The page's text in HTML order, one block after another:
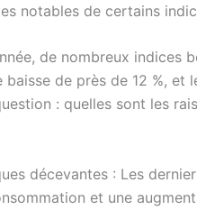
notables de certains
de nombreux
de près de 12 %, et
: quelles sont les
décevantes : Les
et une